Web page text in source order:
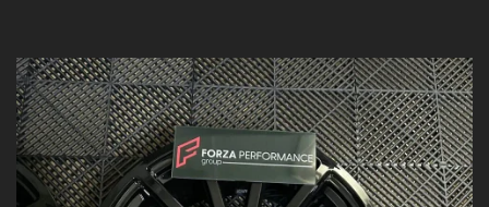
Марка
Mercedes-Benz